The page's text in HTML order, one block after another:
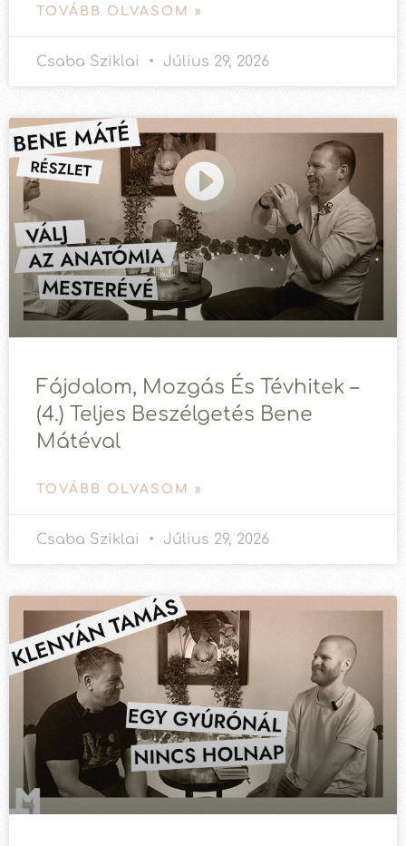
TOVÁBB OLVASOM »
Csaba Sziklai Július 29, 2026
Fájdalom, Mozgás És Tévhitek –
(4.) Teljes Beszélgetés Bene
Mátéval
TOVÁBB OLVASOM »
Csaba Sziklai Július 29, 2026